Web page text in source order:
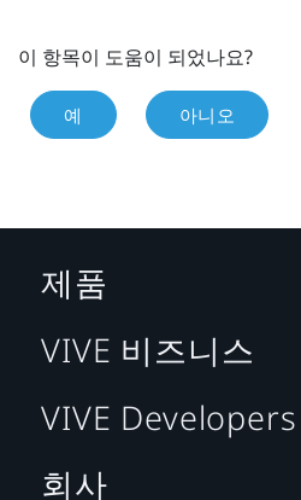
이 항목이 도움이 되었나요?
예 아니오
제품
VIVE 비즈니스
VIVE Developers
회사